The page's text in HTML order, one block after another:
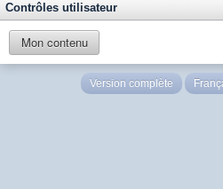
Contrôles utilisateur
Mon contenu
Version complète